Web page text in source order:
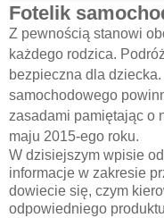
Fotelik
Z pewnością stanowi
każdego rodzica.
bezpieczna dla
samochodowego
zasadami pamiętając o
maju 2015-ego roku.
W dzisiejszym wpisie
informacje w zakresie
dowiecie się, czym
odpowiedniego produktu